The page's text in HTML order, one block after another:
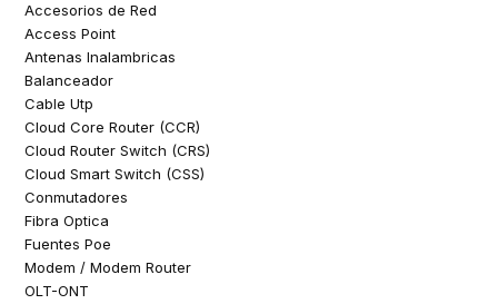
Accesorios de Red
Access Point
Antenas Inalambricas
Balanceador
Cable Utp
Cloud Core Router (CCR)
Cloud Router Switch (CRS)
Cloud Smart Switch (CSS)
Conmutadores
Fibra Optica
Fuentes Poe
Modem / Modem Router
OLT-ONT